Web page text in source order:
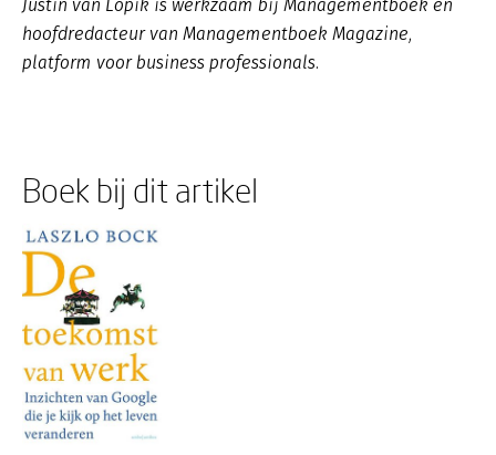
Justin van Lopik is werkzaam bij Managementboek en
hoofdredacteur van Managementboek Magazine,
platform voor business professionals.
Boek bij dit artikel